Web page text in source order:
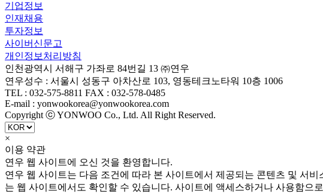
기업정보
인재채용
투자정보
사이버신문고
개인정보처리방침
인천광역시 서해구 가좌로 84번길 13 ㈜연우
연우성수 : 서울시 성동구 아차산로 103, 영동테크노타워 10층 1006
TEL : 032-575-8811 FAX : 032-578-0485
E-mail : yonwookorea@yonwookorea.com
Copyright ⓒ YONWOO Co., Ltd. All Right Reserved.
×
이용 약관
연우 웹 사이트에 오신 것을 환영합니다.
연우 웹 사이트는 다음 조건에 따라 본 사이트에서 제공되는 콘텐츠 및 서
는 웹 사이트에서도 확인할 수 있습니다. 사이트에 액세스하거나 사용함